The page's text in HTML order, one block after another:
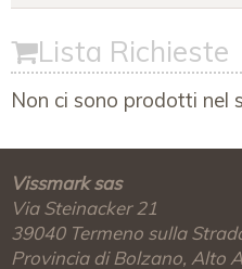
Lista Richieste
Non ci sono prodotti nel
Vissmark sas
Via Steinacker 21
39040 Termeno sulla
Provincia di Bolzano, Alto